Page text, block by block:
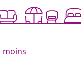
moins